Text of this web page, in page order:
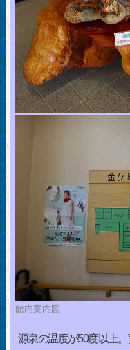
館内案内図
源泉の温度が50度以上